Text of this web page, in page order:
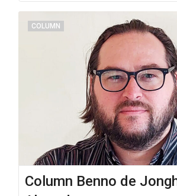
COLUMN
Column Benno de